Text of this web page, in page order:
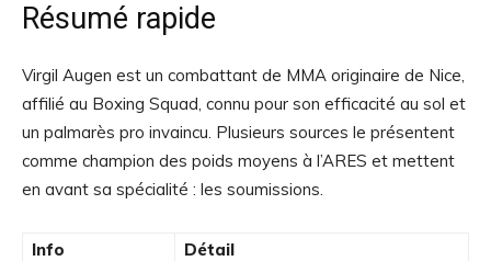
Résumé rapide
Virgil Augen est un combattant de MMA originaire de Nice,
affilié au Boxing Squad, connu pour son efficacité au sol et
un palmarès pro invaincu. Plusieurs sources le présentent
comme champion des poids moyens à l’ARES et mettent
en avant sa spécialité : les soumissions.
Info
Détail